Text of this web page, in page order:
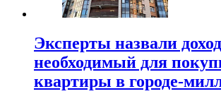
Эксперты назвали
необходимый для
квартиры в городе-